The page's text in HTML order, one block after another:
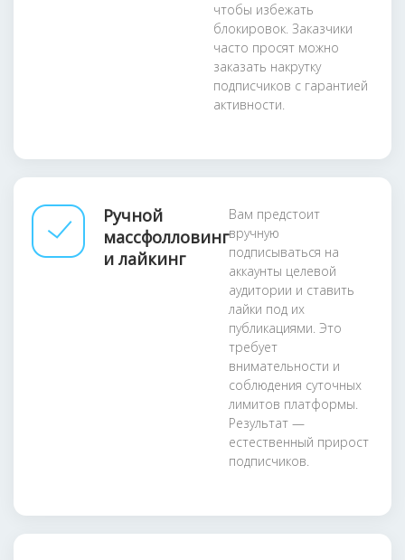
чтобы избежать
блокировок. Заказчики
часто просят можно
заказать накрутку
подписчиков с гарантией
активности.
Ручной
массфолловинг
и лайкинг
Вам предстоит
вручную
подписываться на
аккаунты целевой
аудитории и ставить
лайки под их
публикациями. Это
требует
внимательности и
соблюдения суточных
лимитов платформы.
Результат —
естественный прирост
подписчиков.